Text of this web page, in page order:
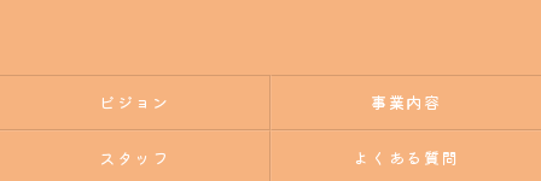
ビジョン 事業内容
スタッフ よくある質問